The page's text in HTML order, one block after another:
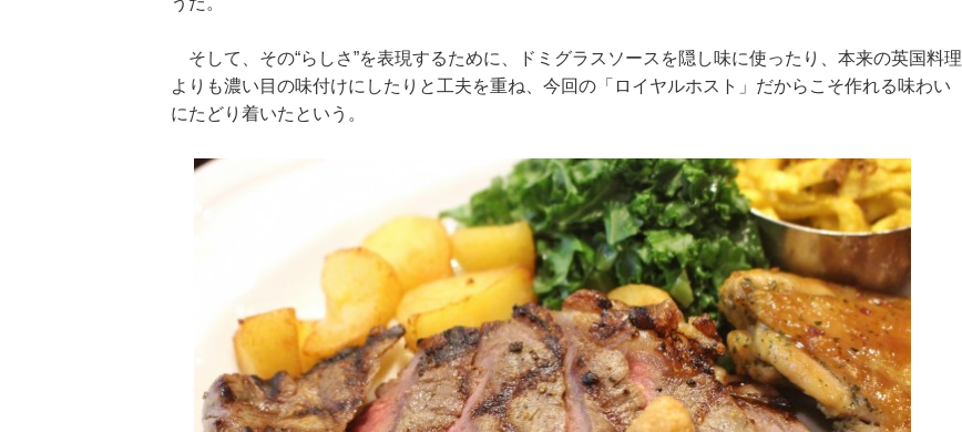
そして、その“らしさ”を表現するために、ドミグラスソースを隠し味に使ったり、本来の英国料理
よりも濃い目の味付けにしたりと工夫を重ね、今回の「ロイヤルホスト」だからこそ作れる味わい
にたどり着いたという。